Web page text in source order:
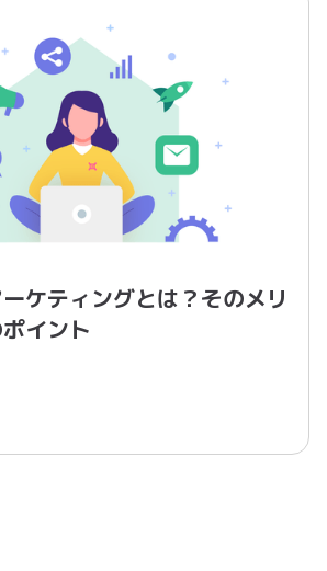
ケティングとは？そのメリ
イント